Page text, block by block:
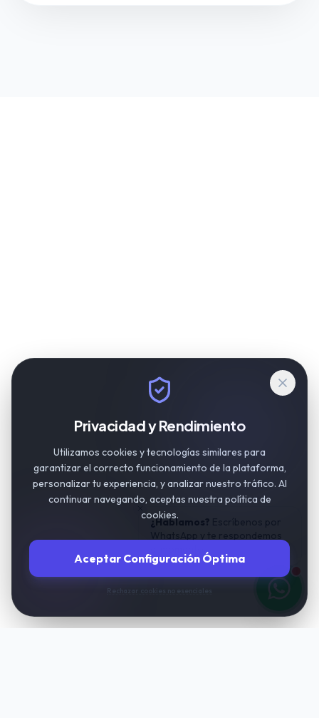
¿Hablamos?
Privacidad y Rendimiento
Utilizamos cookies y tecnologías similares para
garantizar el correcto funcionamiento de la plataforma,
personalizar tu experiencia, y analizar nuestro tráfico. Al
continuar navegando, aceptas nuestra política de
cookies.
Aceptar Configuración Óptima